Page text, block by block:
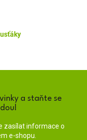
a staňte se
zasílat informace o
e-shopu.